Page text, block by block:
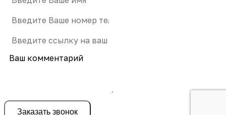
Ваш комментарий
Заказать звонок